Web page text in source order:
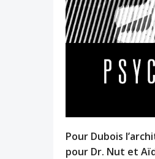
Pour Dubois
pour Dr. Nut et